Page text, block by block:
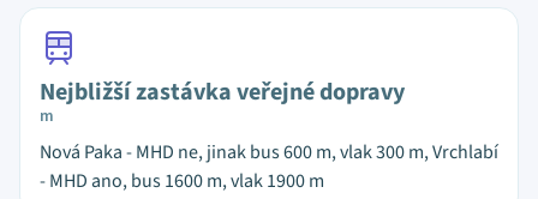
Nejbližší zastávka veřejné dopravy
m
Nová Paka - MHD ne, jinak bus 600 m, vlak 300 m, Vrchlabí
- MHD ano, bus 1600 m, vlak 1900 m